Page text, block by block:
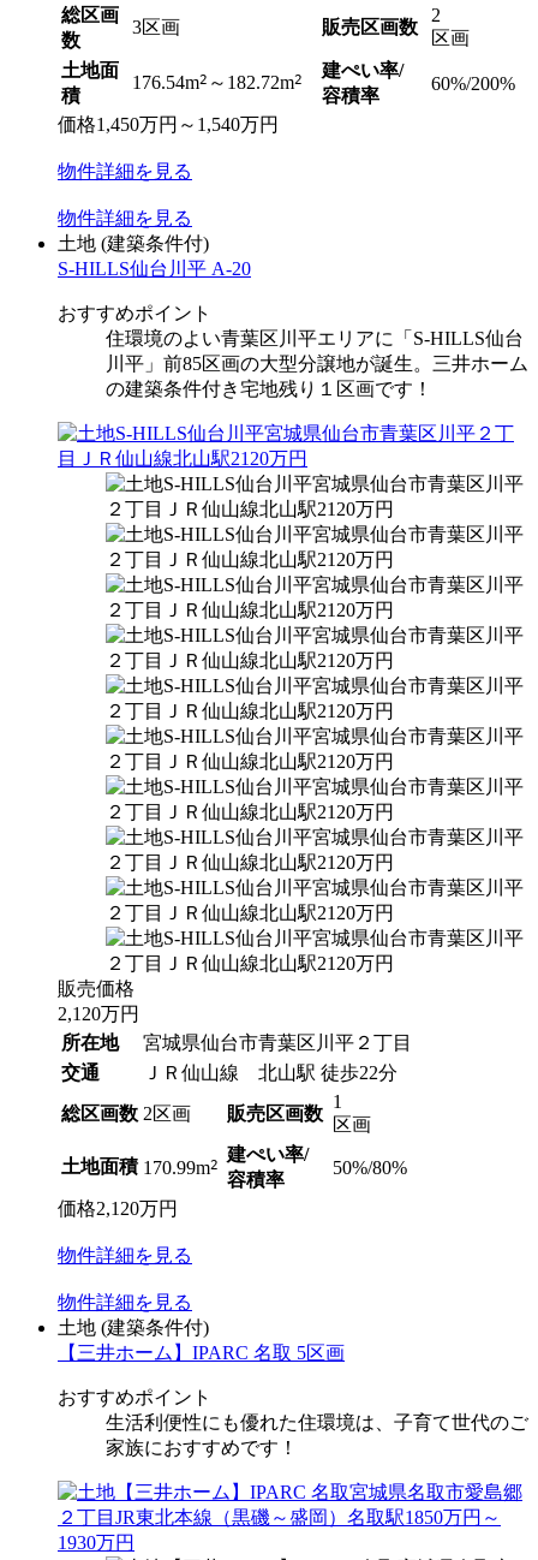
総区画
数
3区画 販売区画数
2
区画
土地面
積
176.54m2 ～182.72m2
建ぺい率/
容積率
60%/200%
価格1,450万円 ～ 1,540万円
物件詳細を見る
物件詳細を見る
土地 (建築条件付)
S-HILLS仙台川平 A-20
おすすめポイント
住環境のよい青葉区川平エリアに「S-HILLS仙台
川平」前85区画の大型分譲地が誕生。三井ホーム
の建築条件付き宅地残り１区画です！
販売価格
2,120万円
所在地
宮城県仙台市青葉区川平２丁目
交通
ＪＲ仙山線 北山駅 徒歩22分
総区画数 2区画 販売区画数
1
区画
土地面積 170.99m2
建ぺい率/
容積率
50%/80%
価格2,120万円
物件詳細を見る
物件詳細を見る
土地 (建築条件付)
【三井ホーム】IPARC 名取 5区画
おすすめポイント
生活利便性にも優れた住環境は、子育て世代のご
家族におすすめです！